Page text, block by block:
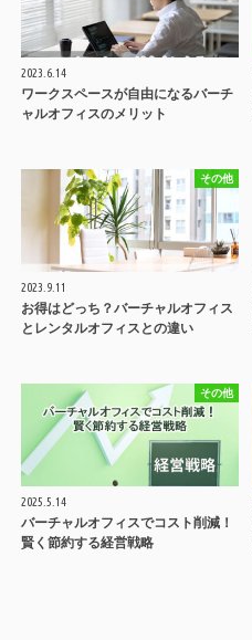
2023.6.14
ワークスペースが自由になるバーチ
ャルオフィスのメリット
その他
2023.9.11
お得はどっち？バーチャルオフィス
とレンタルオフィスとの違い
その他
2025.5.14
バーチャルオフィスでコスト削減！
賢く節約する経営戦略